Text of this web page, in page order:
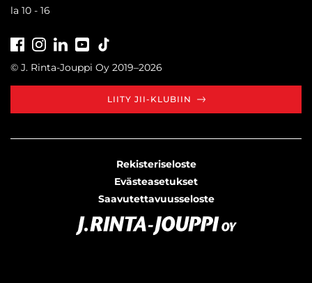
la 10 - 16
FacebookInstagramLinkedInYoutube
© J. Rinta-Jouppi Oy 2019–2026
LIITY JII-KLUBIIN
Rekisteriseloste
Evästeasetukset
Saavutettavuusseloste